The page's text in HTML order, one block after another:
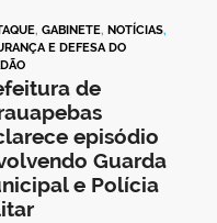
, GABINETE, NOTÍCIAS,
E DEFESA DO
de
episódio
Guarda
e Polícia